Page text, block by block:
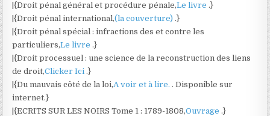
|{Droit pénal général et procédure pénale,Le livre.}
|{Droit pénal international,(la couverture).}
|{Droit pénal spécial : infractions des et contre les
particuliers,Le livre.}
|{Droit processuel : une science de la reconstruction des liens
de droit,Clicker Ici.}
|{Du mauvais côté de la loi,A voir et à lire.. Disponible sur
internet.}
|{ECRITS SUR LES NOIRS Tome 1 : 1789-1808,Ouvrage.}